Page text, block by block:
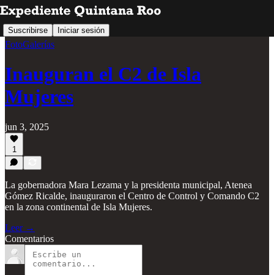
Suscribirse Iniciar sesión
FotoGalerías
Inauguran el C2 de Isla
Mujeres
jun 3, 2025
1
La gobernadora Mara Lezama y la presidenta municipal, Atenea
Gómez Ricalde, inauguraron el Centro de Control y Comando C2
en la zona continental de Isla Mujeres.
Leer →
Comentarios